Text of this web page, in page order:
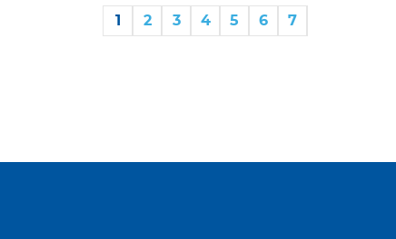
1 2 3 4 5 6 7